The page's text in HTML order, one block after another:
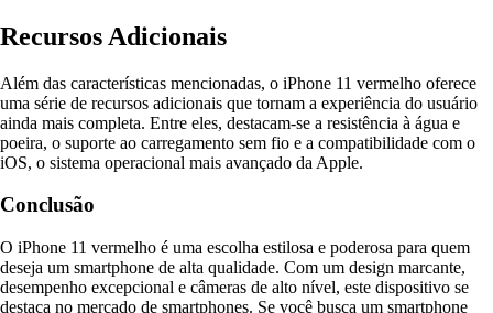
Recursos Adicionais
Além das características mencionadas, o iPhone 11 vermelho oferece
uma série de recursos adicionais que tornam a experiência do usuário
ainda mais completa. Entre eles, destacam-se a resistência à água e
poeira, o suporte ao carregamento sem fio e a compatibilidade com o
iOS, o sistema operacional mais avançado da Apple.
Conclusão
O iPhone 11 vermelho é uma escolha estilosa e poderosa para quem
deseja um smartphone de alta qualidade. Com um design marcante,
desempenho excepcional e câmeras de alto nível, este dispositivo se
destaca no mercado de smartphones. Se você busca um smartphone